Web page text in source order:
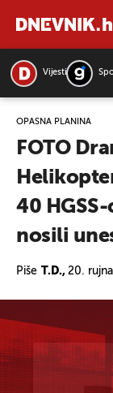
Vijesti
OPASNA PLANINA
FOTO
40
nosili
Piše T.D., 20.
PRETRAŽITE